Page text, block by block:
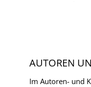
AUTOREN
Im Autoren- und